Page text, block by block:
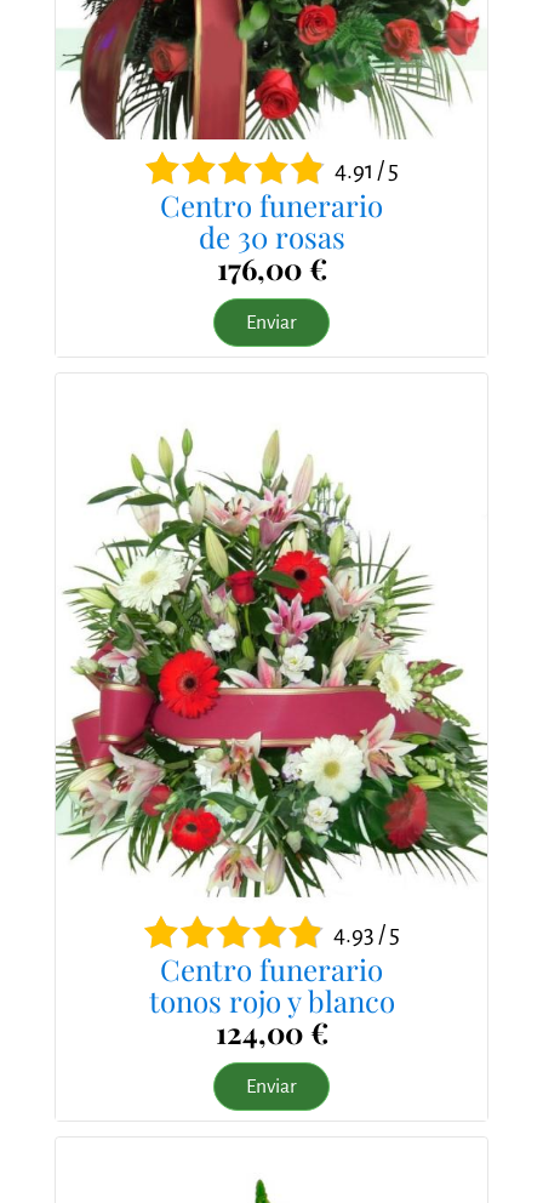
4.91 / 5
Centro funerario
de 30 rosas
176,00 €
Enviar
4.93 / 5
Centro funerario
tonos rojo y blanco
124,00 €
Enviar